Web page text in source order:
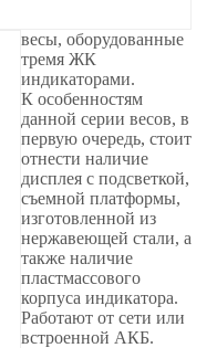
весы, оборудованные
тремя ЖК
индикаторами.
К особенностям
данной серии весов, в
первую очередь, стоит
отнести наличие
дисплея с подсветкой,
съемной платформы,
изготовленной из
нержавеющей стали, а
также наличие
пластмассового
корпуса индикатора.
Работают от сети или
встроенной АКБ.